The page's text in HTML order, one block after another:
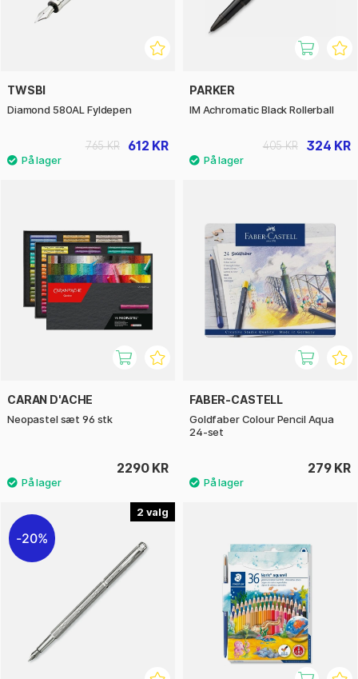
TWSBI
Diamond 580AL Fyldepen
612 KR
765 KR
PARKER
IM Achromatic Black Rollerball
324 KR
405 KR
CARAN D'ACHE
Neopastel sæt 96 stk
2290 KR
FABER-CASTELL
Goldfaber Colour Pencil Aqua
24-set
279 KR
2
20%